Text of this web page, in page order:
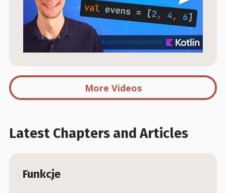
More Videos
Latest Chapters and Articles
Funkcje